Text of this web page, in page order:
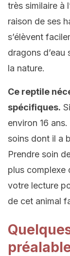
très similaire à
raison de ses
s’élèvent
dragons
la nature.
Ce reptile
spécifiques.
environ 16
soins dont il a
Prendre soin
plus complexe
votre lecture
de cet animal